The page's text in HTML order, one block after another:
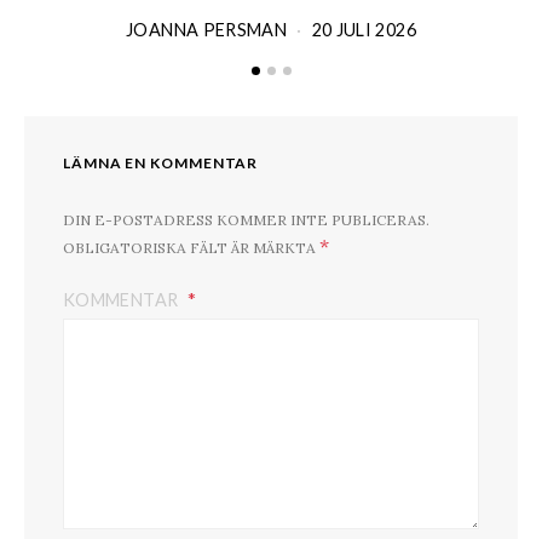
JOANNA PERSMAN 20 JULI 2026
LÄMNA EN KOMMENTAR
DIN E-POSTADRESS KOMMER INTE PUBLICERAS.
OBLIGATORISKA FÄLT ÄR MÄRKTA *
KOMMENTAR